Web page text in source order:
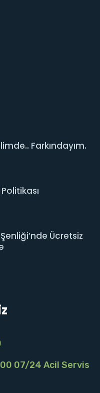
Farkındayım.
Ücretsiz
07/24 Acil Servis